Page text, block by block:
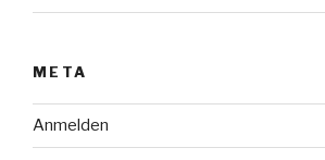
META
Anmelden